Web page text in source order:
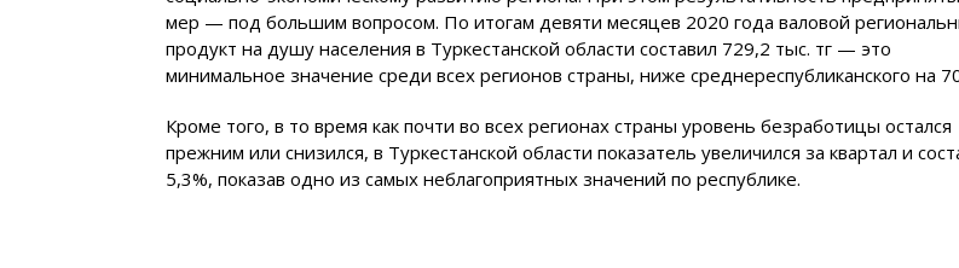
мер — под большим вопросом. По итогам девяти месяцев 2020 года валовой
продукт на душу населения в Туркестанской области составил 729,2 тыс. тг — это
минимальное значение среди всех регионов страны, ниже среднереспубликанского на
Кроме того, в то время как почти во всех регионах страны уровень безработицы остался
прежним или снизился, в Туркестанской области показатель увеличился за квартал и
5,3%, показав одно из самых неблагоприятных значений по республике.